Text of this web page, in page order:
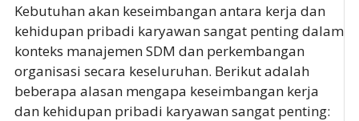
Kebutuhan akan keseimbangan antara kerja dan
kehidupan pribadi karyawan sangat penting dalam
konteks manajemen SDM dan perkembangan
organisasi secara keseluruhan. Berikut adalah
beberapa alasan mengapa keseimbangan kerja
dan kehidupan pribadi karyawan sangat penting: